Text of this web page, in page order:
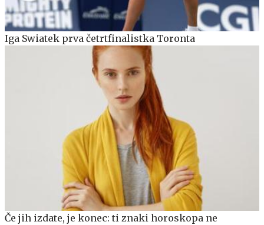
Iga Swiatek prva četrtfinalistka Toronta
Če jih izdate, je konec: ti znaki horoskopa ne